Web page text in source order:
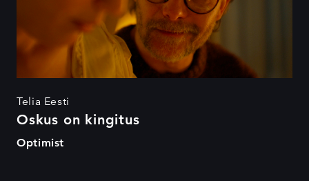
Telia Eesti
Oskus on kingitus
Optimist